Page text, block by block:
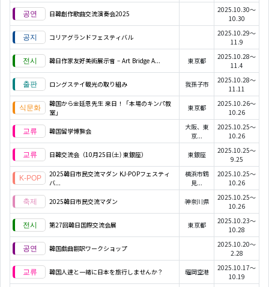
日韓創作歌曲交流演奏会2025
2025.10.30～
10.30
コリアグランドフェスティバル
2025.10.29～
11.9
韓日作家友好美術展示會 – Art Bridge A... 東京都
2025.10.28～
11.4
ロングステイ観光の取り組み 我孫子市
2025.10.28～
11.11
韓国から金廷恩先生 来日！「本場のキンパ教
室」
東京都
2025.10.26～
10.26
韓国留学博覧会
大阪、東
京...
2025.10.25～
10.26
日韓交流会（10月25日(土) 東銀座） 東銀座
2025.10.25～
9.25
2025韓日市民交流マダン KJ-POPフェスティ
バ...
横浜市鶴
見...
2025.10.25～
10.26
2025韓日市民交流マダン 神奈川県
2025.10.25～
10.26
第27回韓日国際交流会展 東京都
2025.10.23～
10.28
韓国戯曲翻訳ワークショップ
2025.10.20～
2.28
韓国人達と一緒に日本を旅行しませんか？ 福岡空港
2025.10.17～
10.19